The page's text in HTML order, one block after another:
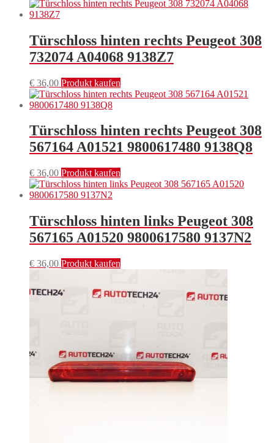
Türschloss hinten rechts Peugeot 308
732074 A04068 9138Z7
€ 36,00 Produkt kaufen
Türschloss hinten rechts Peugeot 308
567164 A01521 9800617480 9138Q8
€ 36,00 Produkt kaufen
Türschloss hinten links Peugeot 308
567165 A01520 9800617580 9137N2
€ 36,00 Produkt kaufen